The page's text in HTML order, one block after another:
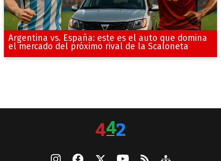
Argentina vs. España: este es el auto que domina
el mercado del próximo rival de la Scaloneta